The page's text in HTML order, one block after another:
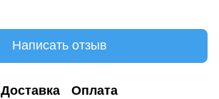
Написать отзыв
Доставка Оплата